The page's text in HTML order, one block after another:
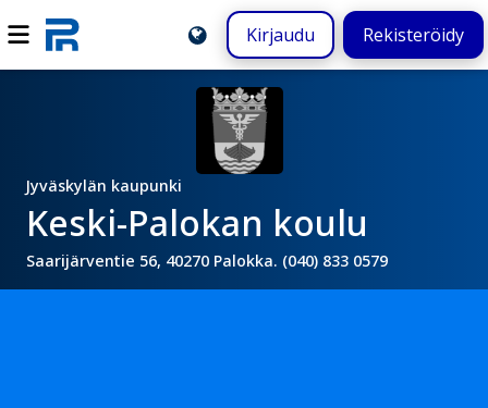
Kirjaudu Rekisteröidy
Jyväskylän kaupunki
Keski-Palokan koulu
Saarijärventie 56, 40270 Palokka. (040) 833 0579